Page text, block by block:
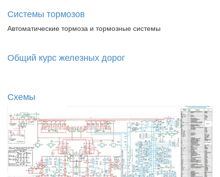
Системы тормозов
Автоматические тормоза и тормозные системы
Общий курс железных дорог
Схемы